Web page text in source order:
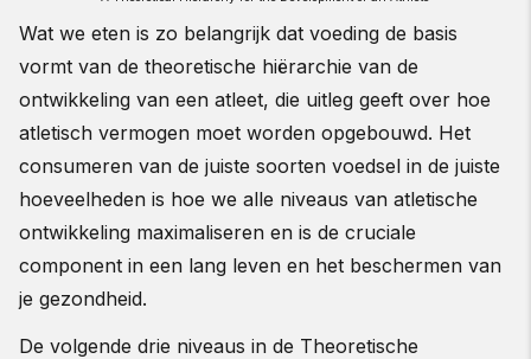
Wat we eten is zo belangrijk dat voeding de basis
vormt van de theoretische hiërarchie van de
ontwikkeling van een atleet, die uitleg geeft over hoe
atletisch vermogen moet worden opgebouwd. Het
consumeren van de juiste soorten voedsel in de juiste
hoeveelheden is hoe we alle niveaus van atletische
ontwikkeling maximaliseren en is de cruciale
component in een lang leven en het beschermen van
je gezondheid.
De volgende drie niveaus in de Theoretische